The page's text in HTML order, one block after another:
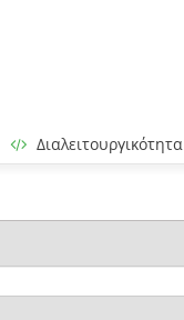
Διαλειτουργικότητα